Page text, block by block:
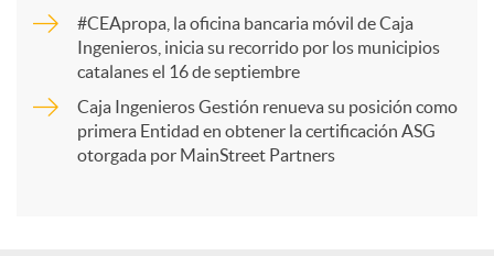
r
t
#CEApropa, la oficina bancaria móvil de Caja
Ingenieros, inicia su recorrido por los municipios
catalanes el 16 de septiembre
Caja Ingenieros Gestión renueva su posición como
primera Entidad en obtener la certificación ASG
otorgada por MainStreet Partners